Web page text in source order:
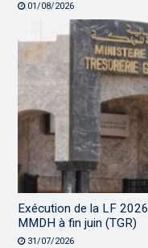
01/08/2026
Exécution de la LF
MMDH à fin juin (TGR)
31/07/2026